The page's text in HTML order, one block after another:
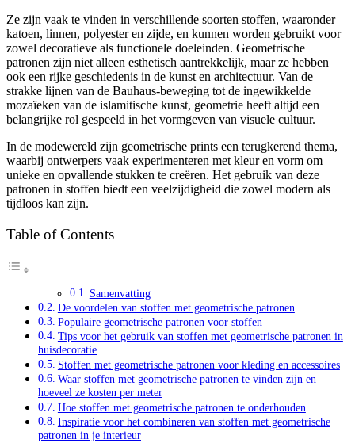
Ze zijn vaak te vinden in verschillende soorten stoffen, waaronder
katoen, linnen, polyester en zijde, en kunnen worden gebruikt voor
zowel decoratieve als functionele doeleinden. Geometrische
patronen zijn niet alleen esthetisch aantrekkelijk, maar ze hebben
ook een rijke geschiedenis in de kunst en architectuur. Van de
strakke lijnen van de Bauhaus-beweging tot de ingewikkelde
mozaïeken van de islamitische kunst, geometrie heeft altijd een
belangrijke rol gespeeld in het vormgeven van visuele cultuur.
In de modewereld zijn geometrische prints een terugkerend thema,
waarbij ontwerpers vaak experimenteren met kleur en vorm om
unieke en opvallende stukken te creëren. Het gebruik van deze
patronen in stoffen biedt een veelzijdigheid die zowel modern als
tijdloos kan zijn.
Table of Contents
Samenvatting
De voordelen van stoffen met geometrische patronen
Populaire geometrische patronen voor stoffen
Tips voor het gebruik van stoffen met geometrische patronen in
huisdecoratie
Stoffen met geometrische patronen voor kleding en accessoires
Waar stoffen met geometrische patronen te vinden zijn en
hoeveel ze kosten per meter
Hoe stoffen met geometrische patronen te onderhouden
Inspiratie voor het combineren van stoffen met geometrische
patronen in je interieur